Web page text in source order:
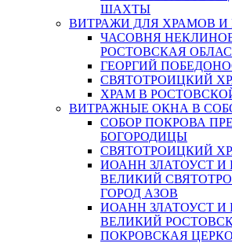
ШАХТЫ
ВИТРАЖИ ДЛЯ ХРАМОВ И
ЧАСОВНЯ
РОСТОВСКАЯ
ГЕОРГИЙ
СВЯТОТРОИЦКИЙ
ХРАМ В
ВИТРАЖНЫЕ ОКНА В
СОБОР ПОКРОВА
БОГОРОДИЦЫ
СВЯТОТРОИЦКИЙ
ИОАНН ЗЛАТОУСТ И
ВЕЛИКИЙ
ГОРОД АЗОВ
ИОАНН ЗЛАТОУСТ И
ВЕЛИКИЙ
ПОКРОВСКАЯ